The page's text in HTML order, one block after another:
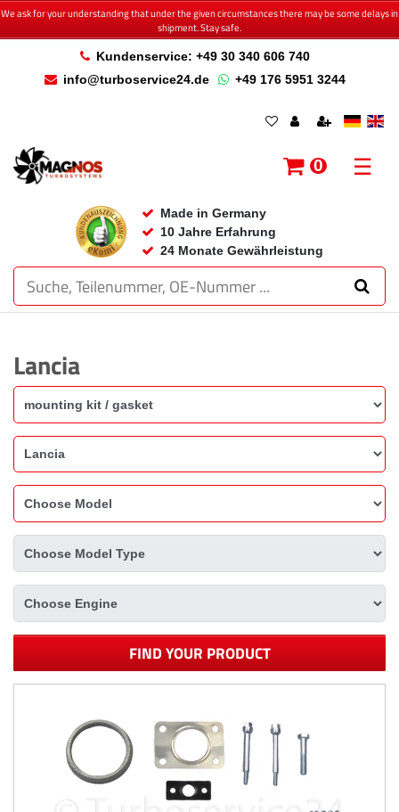
We ask for your understanding that under the given circumstances there may be some delays in
shipment. Stay safe.
Kundenservice: +49 30 340 606 740
info@turboservice24.de
+49 176 5951 3244
Made in Germany
10 Jahre Erfahrung
24 Monate Gewährleistung
0 ☰
Lancia
FIND YOUR PRODUCT